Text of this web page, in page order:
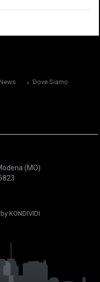
News
Dove Siamo
(MO)
KONDIVIDI